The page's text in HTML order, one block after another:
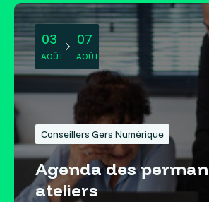
03
AOÛT
07
AOÛT
Conseillers Gers Numérique
Agenda des
ateliers